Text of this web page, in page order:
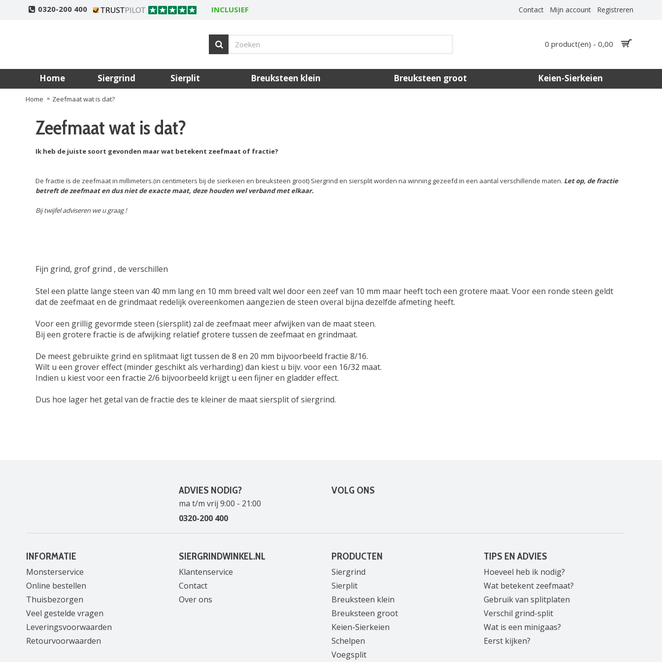
0320-200 400 INCLUSIEF Contact Mijn account Registreren
0 product(en) - 0,00
Home Siergrind Sierplit Breuksteen klein Breuksteen groot Keien-Sierkeien
Home Zeefmaat wat is dat?
Zeefmaat wat is dat?
Ik heb de juiste soort gevonden maar wat betekent zeefmaat of fractie?
De fractie is de zeefmaat in millimeters.(in centimeters bij de sierkeien en breuksteen groot) Siergrind en siersplit worden na winning gezeefd in een aantal verschillende maten. Let op, de fractie
betreft de zeefmaat en dus niet de exacte maat, deze houden wel verband met elkaar.
Bij twijfel adviseren we u graag !
Fijn grind, grof grind , de verschillen
Stel een platte lange steen van 40 mm lang en 10 mm breed valt wel door een zeef van 10 mm maar heeft toch een grotere maat. Voor een ronde steen geldt
dat de zeefmaat en de grindmaat redelijk overeenkomen aangezien de steen overal bijna dezelfde afmeting heeft.
Voor een grillig gevormde steen (siersplit) zal de zeefmaat meer afwijken van de maat steen.
Bij een grotere fractie is de afwijking relatief grotere tussen de zeefmaat en grindmaat.
De meest gebruikte grind en splitmaat ligt tussen de 8 en 20 mm bijvoorbeeld fractie 8/16.
Wilt u een grover effect (minder geschikt als verharding) dan kiest u bijv. voor een 16/32 maat.
Indien u kiest voor een fractie 2/6 bijvoorbeeld krijgt u een fijner en gladder effect.
Dus hoe lager het getal van de fractie des te kleiner de maat siersplit of siergrind.
ADVIES NODIG?
ma t/m vrij 9:00 - 21:00
0320-200 400
VOLG ONS
INFORMATIE
Monsterservice
Online bestellen
Thuisbezorgen
Veel gestelde vragen
Leveringsvoorwaarden
Retourvoorwaarden
SIERGRINDWINKEL.NL
Klantenservice
Contact
Over ons
PRODUCTEN
Siergrind
Sierplit
Breuksteen klein
Breuksteen groot
Keien-Sierkeien
Schelpen
Voegsplit
TIPS EN ADVIES
Hoeveel heb ik nodig?
Wat betekent zeefmaat?
Gebruik van splitplaten
Verschil grind-split
Wat is een minigaas?
Eerst kijken?